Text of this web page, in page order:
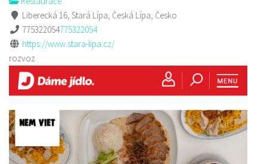
Liberecká 16, Stará Lípa, Česká Lípa, Česko
775322054775322054
https://www.stara-lipa.cz/
rozvoz